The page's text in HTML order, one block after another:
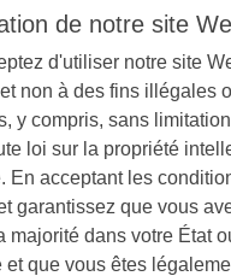
de notre site
d'utiliser notre site
non à des fins illégales
y compris, sans
loi sur la propriété
En acceptant les
garantissez que vous
majorité dans votre État
et que vous êtes